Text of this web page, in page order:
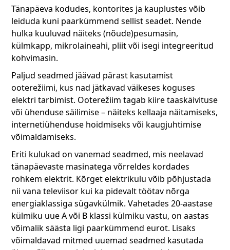
Tänapäeva kodudes, kontorites ja kauplustes võib
leiduda kuni paarkümmend sellist seadet. Nende
hulka kuuluvad näiteks (nõude)pesumasin,
külmkapp, mikrolaineahi, pliit või isegi integreeritud
kohvimasin.
Paljud seadmed jäävad pärast kasutamist
ooterežiimi, kus nad jätkavad väikeses koguses
elektri tarbimist. Ooterežiim tagab kiire taaskäivituse
või ühenduse säilimise – näiteks kellaaja näitamiseks,
internetiühenduse hoidmiseks või kaugjuhtimise
võimaldamiseks.
Eriti kulukad on vanemad seadmed, mis neelavad
tänapäevaste masinatega võrreldes kordades
rohkem elektrit. Kõrget elektrikulu võib põhjustada
nii vana televiisor kui ka pidevalt töötav nõrga
energiaklassiga sügavkülmik. Vahetades 20-aastase
külmiku uue A või B klassi külmiku vastu, on aastas
võimalik säästa ligi paarkümmend eurot. Lisaks
võimaldavad mitmed uuemad seadmed kasutada